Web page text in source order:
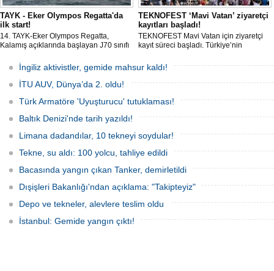
TAYK - Eker Olympos Regatta'da
ilk start!
14. TAYK-Eker Olympos Regatta,
Kalamış açıklarında başlayan J70 sınıfı
gün boyunca yelken coşkusuyla
buluşturacak organizasyonun ilk
gününde 9 tekne rüzgârla buluştu.
TEKNOFEST ‘Mavi Vatan’ ziyaretçi
kayıtları başladı!
TEKNOFEST Mavi Vatan için ziyaretçi
kayıt süreci başladı. Türkiye’nin
odaklanan etkinliği, 20-23 Ağustos
tarihleri arasında Gölcük Tersanesi
Komutanlığı’nda gerçekleştirilecek.
İngiliz aktivistler, gemide mahsur kaldı!
İTU AUV, Dünya’da 2. oldu!
Türk Armatöre 'Uyuşturucu' tutuklaması!
Baltık Denizi'nde tarih yazıldı!
Limana dadandılar, 10 tekneyi soydular!
Tekne, su aldı: 100 yolcu, tahliye edildi
Bacasında yangın çıkan Tanker, demirletildi
Dışişleri Bakanlığı'ndan açıklama: "Takipteyiz"
Depo ve tekneler, alevlere teslim oldu
İstanbul: Gemide yangın çıktı!